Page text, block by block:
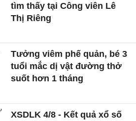
tìm thấy tại Công viên Lê
Thị Riêng
Tưởng viêm phế quản, bé 3
tuổi mắc dị vật đường thở
suốt hơn 1 tháng
XSDLK 4/8 - Kết quả xổ số